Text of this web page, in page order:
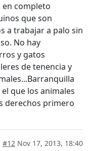
en completo
que son
a trabajar a palo sin
No hay
y gatos
de tenencia y
que los animales
derechos primero
#12 Nov 17, 2013, 18:40